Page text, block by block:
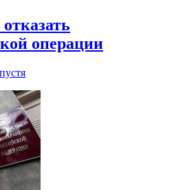
операции